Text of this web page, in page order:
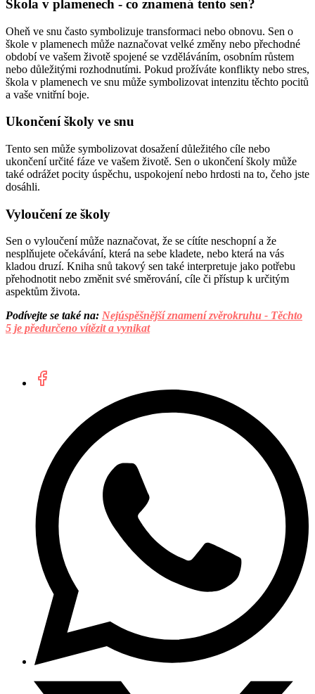
Škola v plamenech - co znamená tento sen?
Oheň ve snu často symbolizuje transformaci nebo obnovu. Sen o
škole v plamenech může naznačovat velké změny nebo přechodné
období ve vašem životě spojené se vzděláváním, osobním růstem
nebo důležitými rozhodnutími. Pokud prožíváte konflikty nebo stres,
škola v plamenech ve snu může symbolizovat intenzitu těchto pocitů
a vaše vnitřní boje.
Ukončení školy ve snu
Tento sen může symbolizovat dosažení důležitého cíle nebo
ukončení určité fáze ve vašem životě. Sen o ukončení školy může
také odrážet pocity úspěchu, uspokojení nebo hrdosti na to, čeho jste
dosáhli.
Vyloučení ze školy
Sen o vyloučení může naznačovat, že se cítíte neschopní a že
nesplňujete očekávání, která na sebe kladete, nebo která na vás
kladou druzí. Kniha snů takový sen také interpretuje jako potřebu
přehodnotit nebo změnit své směrování, cíle či přístup k určitým
aspektům života.
Podívejte se také na: Nejúspěšnější znamení zvěrokruhu - Těchto
5 je předurčeno vítězit a vynikat